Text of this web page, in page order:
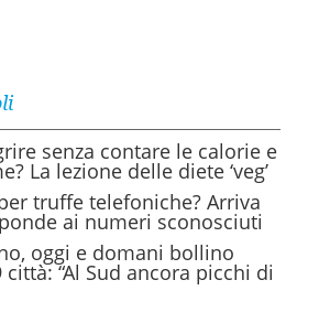
senza contare le calorie e
La lezione delle diete ‘veg’
truffe telefoniche? Arriva
ai numeri sconosciuti
oggi e domani bollino
“Al Sud ancora picchi di